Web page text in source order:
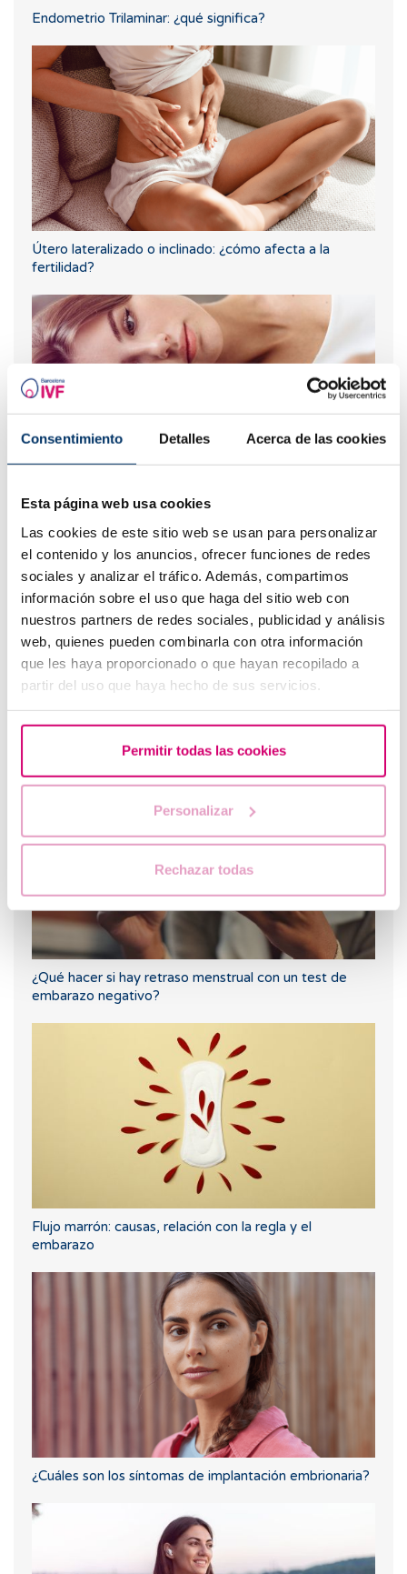
Consentimiento Detalles Acerca de las cookies
Esta página web usa cookies
Las cookies de este sitio web se usan para personalizar
el contenido y los anuncios, ofrecer funciones de redes
sociales y analizar el tráfico. Además, compartimos
información sobre el uso que haga del sitio web con
nuestros partners de redes sociales, publicidad y análisis
web, quienes pueden combinarla con otra información
que les haya proporcionado o que hayan recopilado a
partir del uso que haya hecho de sus servicios.
Permitir todas las cookies
Personalizar
Rechazar todas
Endometrio Trilaminar: ¿qué significa?
Útero lateralizado o inclinado: ¿cómo afecta a la
fertilidad?
¿Puedo quedar embarazada si he tenido o tengo
quistes en los ovarios?
Cuando hacer un test de embarazo tras una FIV
¿Qué hacer si hay retraso menstrual con un test de
embarazo negativo?
Flujo marrón: causas, relación con la regla y el
embarazo
¿Cuáles son los síntomas de implantación embrionaria?